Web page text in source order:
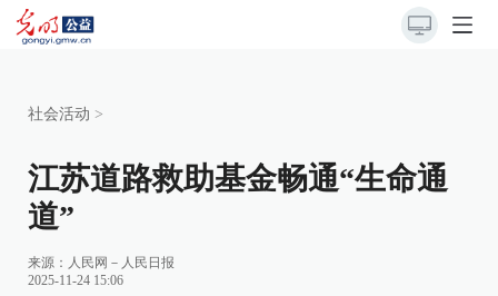
社会活动 >
江苏道路救助基金畅通“生命通
道”
来源： 人民网－人民日报
2025-11-24 15:06